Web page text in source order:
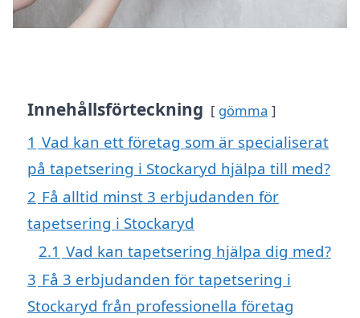
Innehållsförteckning gömma
1 Vad kan ett företag som är specialiserat
på tapetsering i Stockaryd hjälpa till med?
2 Få alltid minst 3 erbjudanden för
tapetsering i Stockaryd
2.1 Vad kan tapetsering hjälpa dig med?
3 Få 3 erbjudanden för tapetsering i
Stockaryd från professionella företag